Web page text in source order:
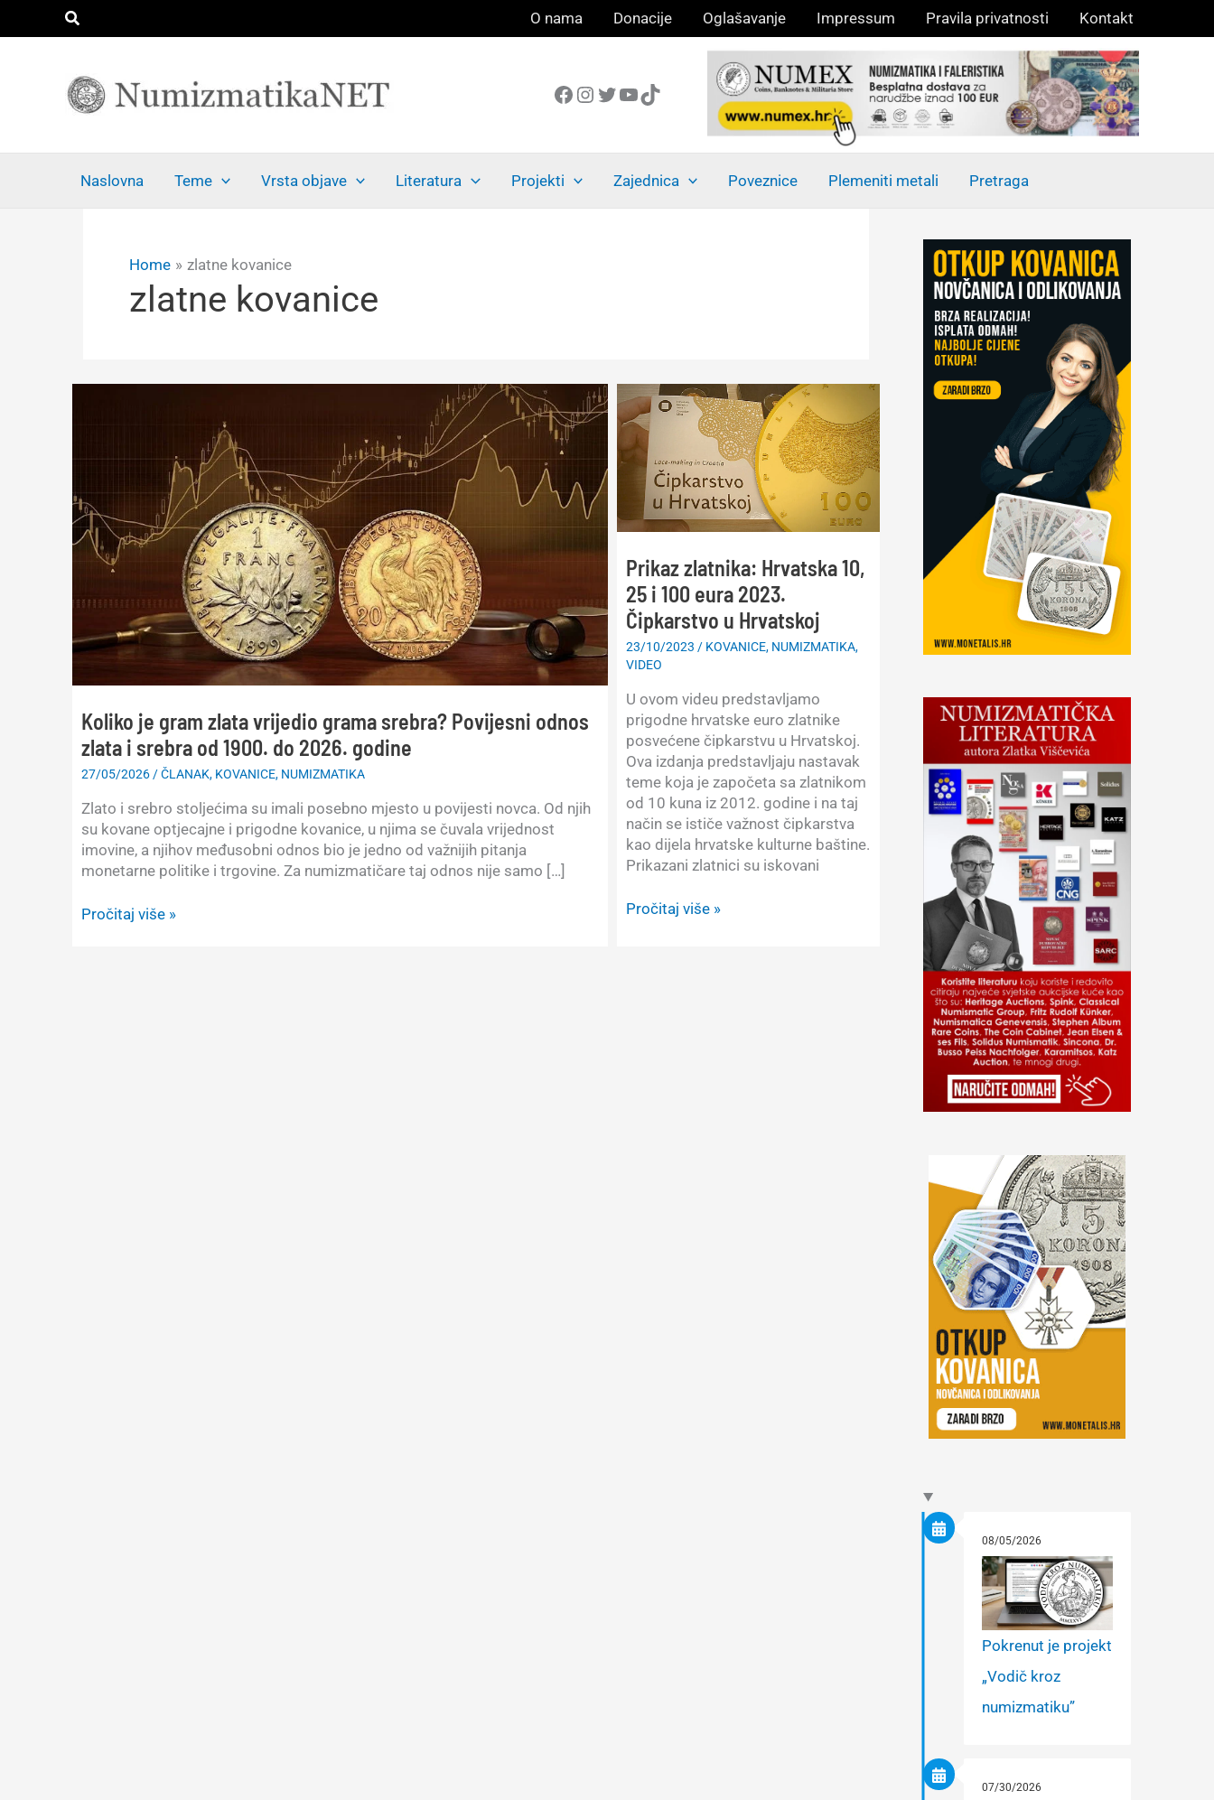
Search O nama Donacije Oglašavanje Impressum Pravila privatnosti Kontakt
Facebook
Instagram
Twitter
YouTube
TikTok
Naslovna Teme Vrsta objave Literatura Projekti Zajednica Poveznice Plemeniti metali Pretraga
Home zlatne kovanice
zlatne kovanice
Koliko je gram zlata vrijedio grama srebra? Povijesni odnos
zlata i srebra od 1900. do 2026. godine
27/05/2026 /ČLANAK, KOVANICE, NUMIZMATIKA
Zlato i srebro stoljećima su imali posebno mjesto u povijesti novca. Od njih
su kovane optjecajne i prigodne kovanice, u njima se čuvala vrijednost
imovine, a njihov međusobni odnos bio je jedno od važnijih pitanja
monetarne politike i trgovine. Za numizmatičare taj odnos nije samo […]
Koliko
Pročitaj više »
Prikaz zlatnika: Hrvatska 10,
25 i 100 eura 2023.
Čipkarstvo u Hrvatskoj
23/10/2023 / KOVANICE, NUMIZMATIKA,
VIDEO
U ovom videu predstavljamo
prigodne hrvatske euro zlatnike
posvećene čipkarstvu u Hrvatskoj.
Ova izdanja predstavljaju nastavak
teme koja je započeta sa zlatnikom
od 10 kuna iz 2012. godine i na taj
način se ističe važnost čipkarstva
kao dijela hrvatske kulturne baštine.
Prikazani zlatnici su iskovani
Prikaz
Pročitaj više »
08/05/2026
Pokrenut je projekt
„Vodič kroz
numizmatiku”
07/30/2026